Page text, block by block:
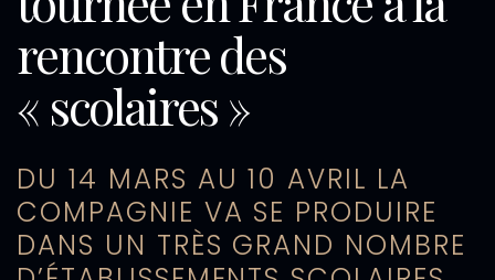
rencontre des
« scolaires »
DU 14 MARS AU 10 AVRIL LA
COMPAGNIE VA SE PRODUIRE
DANS UN TRÈS GRAND NOMBRE